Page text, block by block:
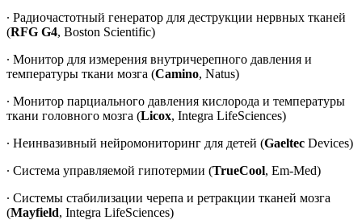
∙ Радиочастотный генератор для деструкции нервных тканей
(RFG G4, Boston Scientific)
∙ Монитор для измерения внутричерепного давления и
температуры ткани мозга (Camino, Natus)
∙ Монитор парциального давления кислорода и температуры
ткани головного мозга (Licox, Integra LifeSciences)
∙ Неинвазивный нейромониторинг для детей (Gaeltec Devices)
∙ Система управляемой гипотермии (TrueCool, Em-Med)
∙ Системы стабилизации черепа и ретракции тканей мозга
(Mayfield, Integra LifeSciences)